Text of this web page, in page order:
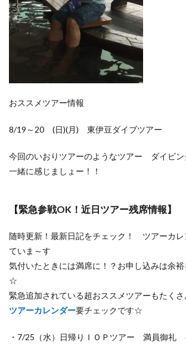
おススメツアー情報
8/19～20 (日)(月) 東伊豆ダイブツアー
今回のいおりツアーのようなツアー ダイビ
一緒に感じましょー！！
【緊急参戦OK！近日ツアー残席情報】
随時更新！最新日記をチェック！ ツアーカレ
ていま～す
気付いたときには満席に！？お申し込みは余
☆
緊急追加されている超おススメツアーもたくさ
ツアーカレンダー要チェックです☆
・7/25（水）日帰りＩＯＰツアー 満員御礼